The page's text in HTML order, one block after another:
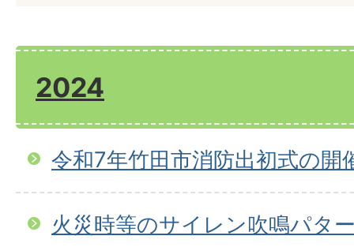
2024
令和7年竹田市消防出初式の開
火災時等のサイレン吹鳴パタ